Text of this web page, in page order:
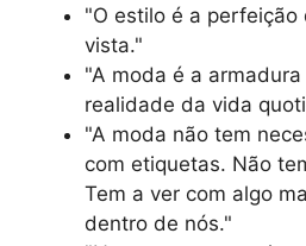
"O estilo é a perfeição
vista."
"A moda é a
realidade da vida
"A moda não tem
com etiquetas. Não
Tem a ver com algo
dentro de nós."